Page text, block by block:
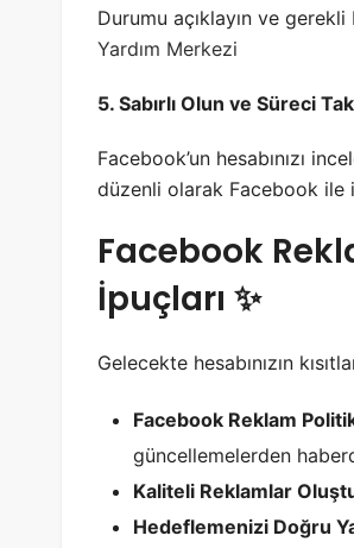
Durumu açıklayın ve
Yardım Merkezi
5. Sabırlı Olun ve Süreci
Facebook’un hesabınızı
düzenli olarak Facebook ile
Facebook
İpuçları ✨
Gelecekte hesabınızın
Facebook Reklam
güncellemelerden
Kaliteli Reklamlar
Hedeflemenizi Doğru